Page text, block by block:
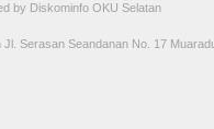
by Diskominfo OKU Selatan
Serasan Seandanan No. 17